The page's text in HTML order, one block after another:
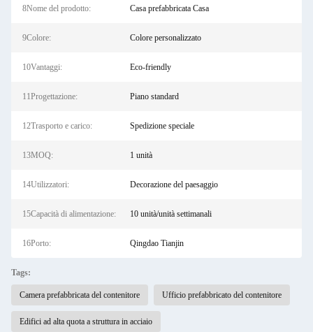
8Nome del prodotto: Casa prefabbricata Casa
9Colore: Colore personalizzato
10Vantaggi: Eco-friendly
11Progettazione: Piano standard
12Trasporto e carico: Spedizione speciale
13MOQ: 1 unità
14Utilizzatori: Decorazione del paesaggio
15Capacità di alimentazione: 10 unità/unità settimanali
16Porto: Qingdao Tianjin
Tags:
Camera prefabbricata del contenitore Ufficio prefabbricato del contenitore
Edifici ad alta quota a struttura in acciaio